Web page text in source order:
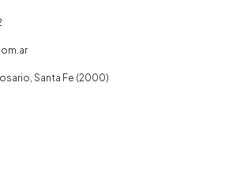
Santa Fe (2000)